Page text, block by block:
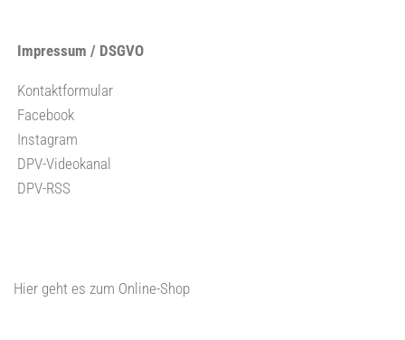
Impressum / DSGVO
Kontaktformular
Facebook
Instagram
DPV-Videokanal
DPV-RSS
Hier geht es zum Online-Shop